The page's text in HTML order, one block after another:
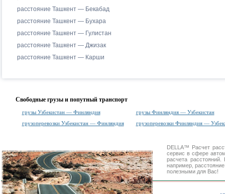
расстояние Ташкент — Бекабад
расстояние Ташкент — Бухара
расстояние Ташкент — Гулистан
расстояние Ташкент — Джизак
расстояние Ташкент — Карши
Свободные грузы и попутный транспорт
грузы Узбекистан — Финляндия
грузы Финляндия — Узбекистан
грузоперевозки Узбекистан — Финляндия
грузоперевозки Финляндия —
DELLA™ Расчет
сервис в сфере
расчета
например,
полезными для Вас!